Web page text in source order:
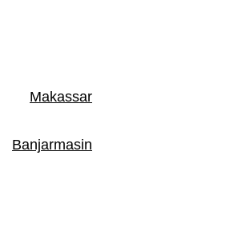
Makassar
Banjarmasin